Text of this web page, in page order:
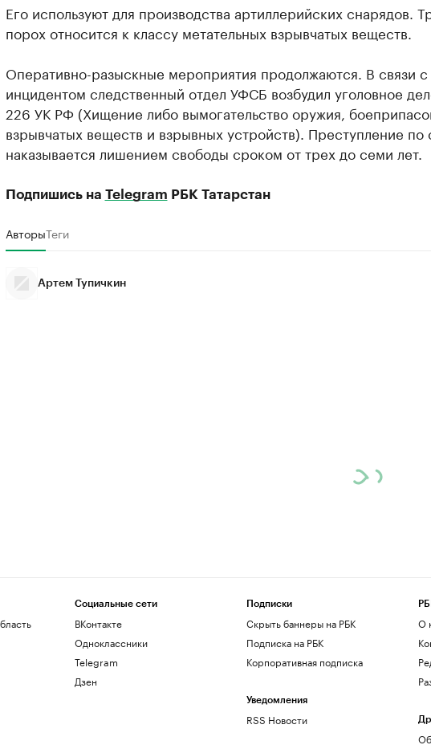
Его используют для производства артиллерийских снарядов.
порох относится к классу метательных взрывчатых веществ.
Оперативно-разыскные мероприятия продолжаются. В связи с
инцидентом следственный отдел УФСБ возбудил уголовное
226 УК РФ (Хищение либо вымогательство оружия,
взрывчатых веществ и взрывных устройств). Преступление по
наказывается лишением свободы сроком от трех до семи лет.
Подпишись на Telegram РБК Татарстан
АвторыТеги
Артем Тупичкин
Социальные сети
ВКонтакте
Одноклассники
Telegram
Дзен
Подписки
Скрыть баннеры на РБК
Подписка на РБК
Корпоративная подписка
Уведомления
RSS Новости
О